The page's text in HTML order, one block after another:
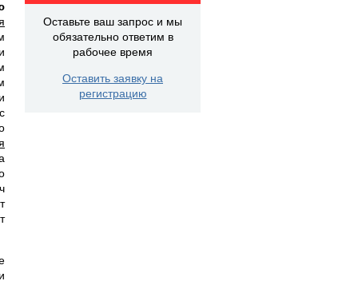
Оставьте ваш запрос и мы
обязательно ответим в
рабочее время
Оставить заявку на
регистрацию